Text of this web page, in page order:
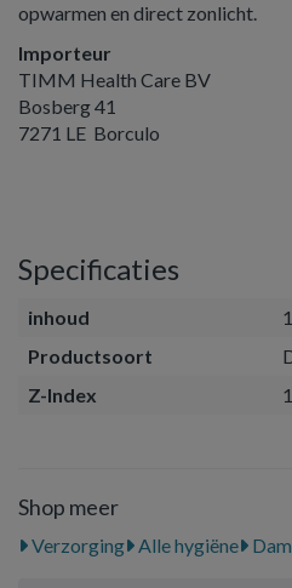
opwarmen en direct zonlicht.
Importeur
TIMM Health Care BV
Bosberg 41
7271 LE Borculo
Specificaties
inhoud
Productsoort
Z-Index
Shop meer
Verzorging Alle hygiëne